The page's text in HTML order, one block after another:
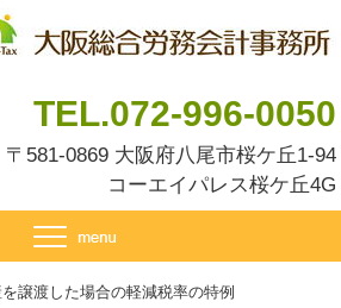
TEL.072-996-0050
〒581-0869 大阪府八尾市桜ケ丘1-94
コーエイパレス桜ケ丘4G
譲渡した場合の軽減税率の特例